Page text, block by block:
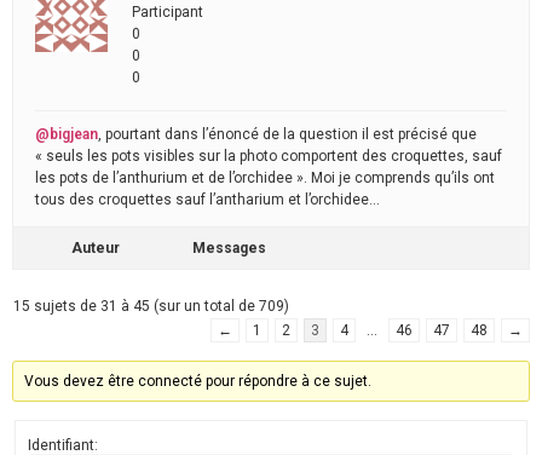
Participant
0
0
0
@bigjean, pourtant dans l’énoncé de la question il est précisé que
« seuls les pots visibles sur la photo comportent des croquettes, sauf
les pots de l’anthurium et de l’orchidee ». Moi je comprends qu’ils ont
tous des croquettes sauf l’antharium et l’orchidee…
Auteur Messages
15 sujets de 31 à 45 (sur un total de 709)
←
1 2 3 4 … 46 47 48 →
Vous devez être connecté pour répondre à ce sujet.
Identifiant: